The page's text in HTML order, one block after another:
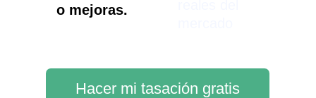
Hacer mi tasación gratis
o mejoras.